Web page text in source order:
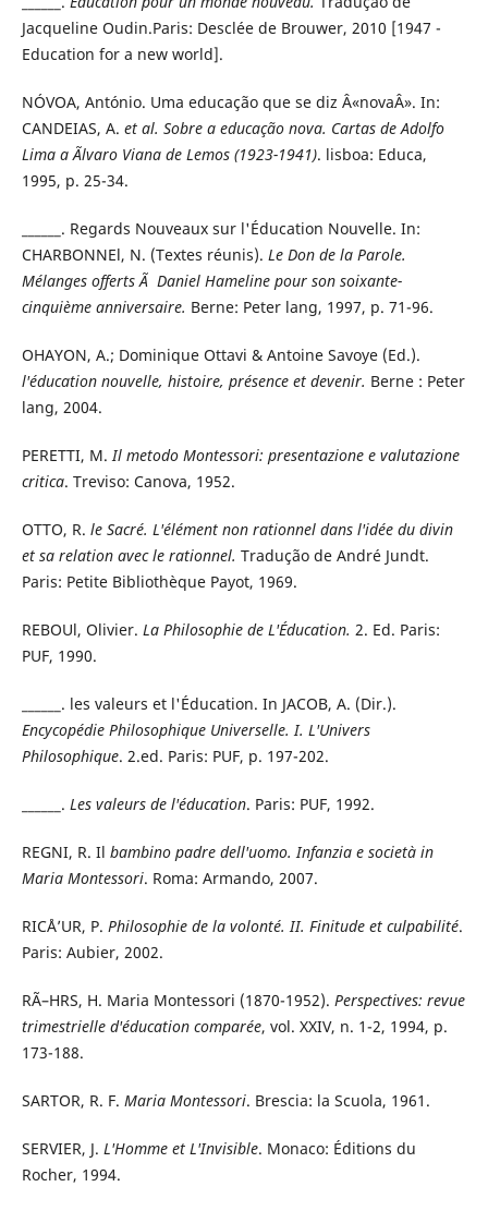
Jacqueline Oudin.Paris: Desclée de Brouwer, 2010 [1947 -
Education for a new world].
NÓVOA, António. Uma educação que se diz Â«novaÂ». In:
CANDEIAS, A. et al. Sobre a educação nova. Cartas de Adolfo
Lima a Ãlvaro Viana de Lemos (1923-1941). lisboa: Educa,
1995, p. 25-34.
______. Regards Nouveaux sur l'Éducation Nouvelle. In:
CHARBONNEl, N. (Textes réunis). Le Don de la Parole.
Mélanges offerts Ã Daniel Hameline pour son soixante-
cinquième anniversaire. Berne: Peter lang, 1997, p. 71-96.
OHAYON, A.; Dominique Ottavi & Antoine Savoye (Ed.).
l'éducation nouvelle, histoire, présence et devenir. Berne : Peter
lang, 2004.
PERETTI, M.Il metodo Montessori: presentazione e valutazione
critica. Treviso: Canova, 1952.
OTTO, R. le Sacré. L'élément non rationnel dans l'idée du divin
et sa relation avec le rationnel. Tradução de André Jundt.
Paris: Petite Bibliothèque Payot, 1969.
REBOUl, Olivier. La Philosophie de L'Éducation. 2. Ed. Paris:
PUF, 1990.
______. les valeurs et l'Éducation. In JACOB, A. (Dir.).
Encycopédie Philosophique Universelle. I. L'Univers
Philosophique. 2.ed. Paris: PUF, p. 197-202.
______. Les valeurs de l'éducation. Paris: PUF, 1992.
REGNI, R. Il bambino padre dell'uomo. Infanzia e società in
Maria Montessori. Roma: Armando, 2007.
RICÅ’UR, P. Philosophie de la volonté. II. Finitude et culpabilité.
Paris: Aubier, 2002.
RÃ–HRS, H. Maria Montessori (1870-1952). Perspectives: revue
trimestrielle d'éducation comparée, vol. XXIV, n. 1-2, 1994, p.
173-188.
SARTOR, R. F. Maria Montessori. Brescia: la Scuola, 1961.
SERVIER, J. L'Homme et L'Invisible. Monaco: Éditions du
Rocher, 1994.